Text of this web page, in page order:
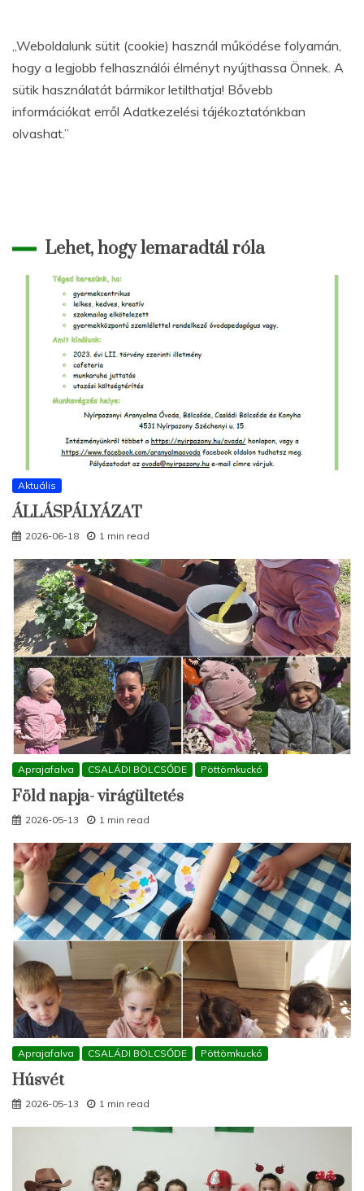
„Weboldalunk sütit (cookie) használ működése folyamán,
hogy a legjobb felhasználói élményt nyújthassa Önnek. A
sütik használatát bármikor letilthatja! Bővebb
információkat erről Adatkezelési tájékoztatónkban
olvashat.”
Lehet, hogy lemaradtál róla
Aktuális
ÁLLÁSPÁLYÁZAT
2026-06-18 1 min read
Aprajafalva CSALÁDI BÖLCSŐDE Pöttömkuckó
Föld napja- virágültetés
2026-05-13 1 min read
Aprajafalva CSALÁDI BÖLCSŐDE Pöttömkuckó
Húsvét
2026-05-13 1 min read